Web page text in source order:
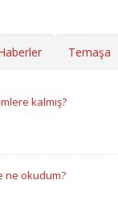
Temaşa
kalmış?
ne okudum?